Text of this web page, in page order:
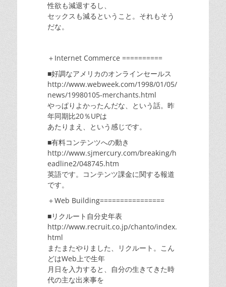
性欲も減退するし、
セックスも減るということ。それもそう
だな。
＋Internet Commerce ==========
■好調なアメリカのオンラインセールス
http://www.webweek.com/1998/01/05/
news/19980105-merchants.html
やっぱりよかったんだな、という話。昨
年同期比20％UPは
あたりまえ、という感じです。
■有料コンテンツへの動き
http://www.sjmercury.com/breaking/h
eadline2/048745.htm
英語です。コンテンツ課金に関する報道
です。
＋Web Building================
■リクルート自分史年表
http://www.recruit.co.jp/chanto/index.
html
またまたやりました、リクルート。こん
どはWeb上で生年
月日を入力すると、自分の生きてきた時
代の主な出来事を